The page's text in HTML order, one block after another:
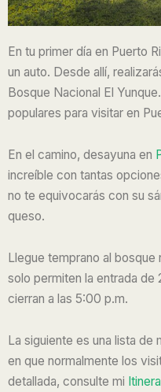
En tu primer día en Puerto
un auto. Desde allí,
Bosque Nacional El
populares para visitar en
En el camino, desayuna en
increíble con tantas
no te equivocarás con su
queso.
Llegue temprano al bosque
solo permiten la entrada
cierran a las 5:00 p.m.
La siguiente es una lista
en que normalmente los
detallada, consulte mi